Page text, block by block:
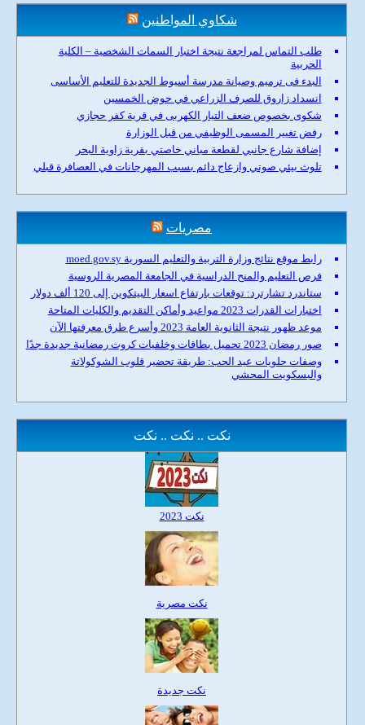
شكاوي المواطنين
طلب التماس لمراجعة نتيجة اختبار السمات الشخصية – الكلية
الحربية
البدء فى ترميم وصيانة مدرسة أسيوط الجديدة للتعليم الأساسى
انسداد زاروق للصرف الزراعي في حوض الخمسين
شكوى بخصوص ضعف التيار الكهربى في قرية كفر حجازي
رفض تغيير المسمى الوظيفي من قبل الوزارة
إضافة شارع جانبي لقطعة مباني خاصتي بقرية زاوية البحر
تلوث بيئي صوتي وازعاج دائم بسبب المهرجانات في العصافرة قبلي
مصريات
رابط موقع نتائج وزارة التربية والتعليم السورية moed.gov.sy
فرص التعليم والمنح الدراسية في الجامعة المصرية الروسية
ستاندرد تشارترد: توقعات بارتفاع اسعار البيتكوين إلى 120 ألف دولار
اختبارات القدرات 2023 مواعيد وأماكن التقديم والكليات المتاحة
موعد ظهور نتيجة الثانوية العامة 2023 وأسرع طرق معرفتها الآن
صور رمضان 2023 تحميل بطاقات وخلفيات كروت رمضانية جديدة جدًا
وصفات حلويات عيد الحب: طريقة تحضير قلوب الشوكولاتة
والبسكويت المحشي
نكت .. نكت .. نكت
نكت 2023
نكت مصرية
نكت جديدة